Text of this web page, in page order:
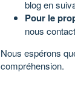
blog en
Pour le
nous
Nous espérons
compréhension.